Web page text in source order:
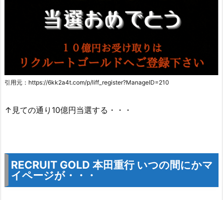
引用元：https://6kk2a4t.com/p/liff_register?ManageID=210
↑見ての通り10億円当選する・・・
RECRUIT GOLD 本田重行 いつの間にかマ
イページが・・・